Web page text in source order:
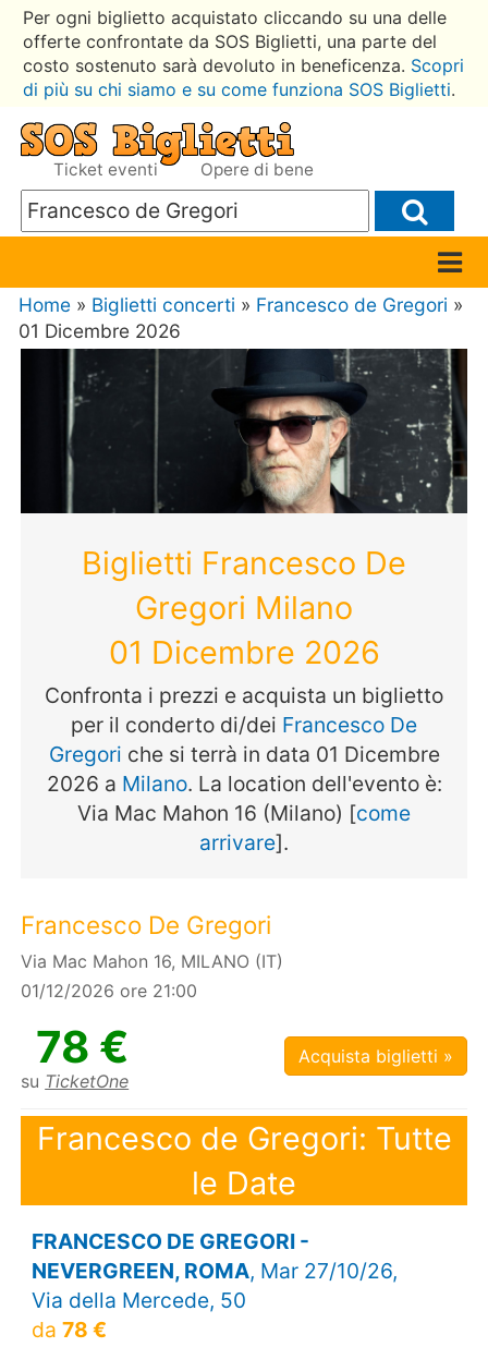
Per ogni biglietto acquistato cliccando su una delle
offerte confrontate da SOS Biglietti, una parte del
costo sostenuto sarà devoluto in beneficenza. Scopri
di più su chi siamo e su come funziona SOS Biglietti.
Ticket eventi Opere di bene
Home » Biglietti concerti » Francesco de Gregori »
01 Dicembre 2026
Biglietti Francesco De
Gregori Milano
01 Dicembre 2026
Confronta i prezzi e acquista un biglietto
per il conderto di/dei Francesco De
Gregori che si terrà in data 01 Dicembre
2026 a Milano. La location dell'evento è:
Via Mac Mahon 16 (Milano) [come
arrivare].
Francesco De Gregori
Via Mac Mahon 16, MILANO (IT)
01/12/2026 ore 21:00
78 €
su TicketOne
Acquista biglietti »
Francesco de Gregori: Tutte
le Date
FRANCESCO DE GREGORI -
NEVERGREEN, ROMA, Mar 27/10/26,
Via della Mercede, 50
da 78 €